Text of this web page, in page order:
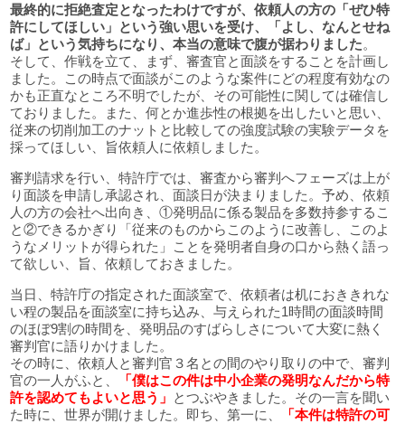
最終的に拒絶査定となったわけですが、依頼人の方の「ぜひ特
許にしてほしい」という強い思いを受け、「よし、なんとせね
ば」という気持ちになり、本当の意味で腹が据わりました。
そして、作戦を立て、まず、審査官と面談をすることを計画し
ました。この時点で面談がこのような案件にどの程度有効なの
かも正直なところ不明でしたが、その可能性に関しては確信し
ておりました。また、何とか進歩性の根拠を出したいと思い、
従来の切削加工のナットと比較しての強度試験の実験データを
採ってほしい、旨依頼人に依頼しました。
審判請求を行い、特許庁では、審査から審判へフェーズは上が
り面談を申請し承認され、面談日が決まりました。予め、依頼
人の方の会社へ出向き、①発明品に係る製品を多数持参するこ
と②できるかぎり「従来のものからこのように改善し、このよ
うなメリットが得られた」ことを発明者自身の口から熱く語っ
て欲しい、旨、依頼しておきました。
当日、特許庁の指定された面談室で、依頼者は机におききれな
い程の製品を面談室に持ち込み、与えられた1時間の面談時間
のほぼ9割の時間を、発明品のすばらしさについて大変に熱く
審判官に語りかけました。
その時に、依頼人と審判官３名との間のやり取りの中で、審判
官の一人がふと、
「僕はこの件は中小企業の発明なんだから特
許を認めてもよいと思う」 とつぶやきました。その一言を聞い
た時に、世界が開けました。即ち、第一に、
「本件は特許の可